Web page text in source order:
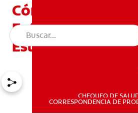
CHEQUEO DE
CORRESPONDENCIA DE
Cómo La Salud
Enfermedades
Están Asociadas